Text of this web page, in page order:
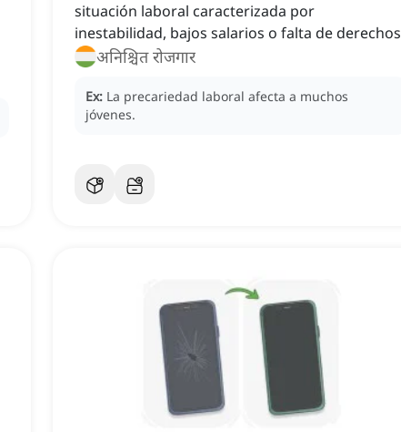
situación laboral caracterizada por
inestabilidad, bajos salarios o falta de derechos
अनिश्चित रोजगार
Ex: La precariedad laboral afecta a muchos
jóvenes.